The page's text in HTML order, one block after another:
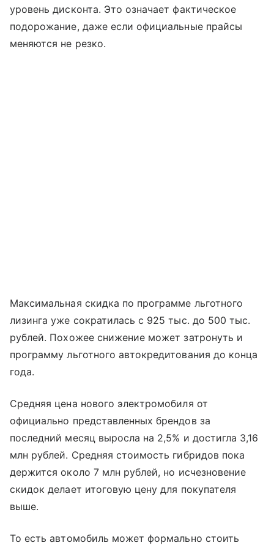
уровень дисконта. Это означает фактическое
подорожание, даже если официальные прайсы
меняются не резко.
Максимальная скидка по программе льготного
лизинга уже сократилась с 925 тыс. до 500 тыс.
рублей. Похожее снижение может затронуть и
программу льготного автокредитования до конца
года.
Средняя цена нового электромобиля от
официально представленных брендов за
последний месяц выросла на 2,5% и достигла 3,16
млн рублей. Средняя стоимость гибридов пока
держится около 7 млн рублей, но исчезновение
скидок делает итоговую цену для покупателя
выше.
То есть автомобиль может формально стоить